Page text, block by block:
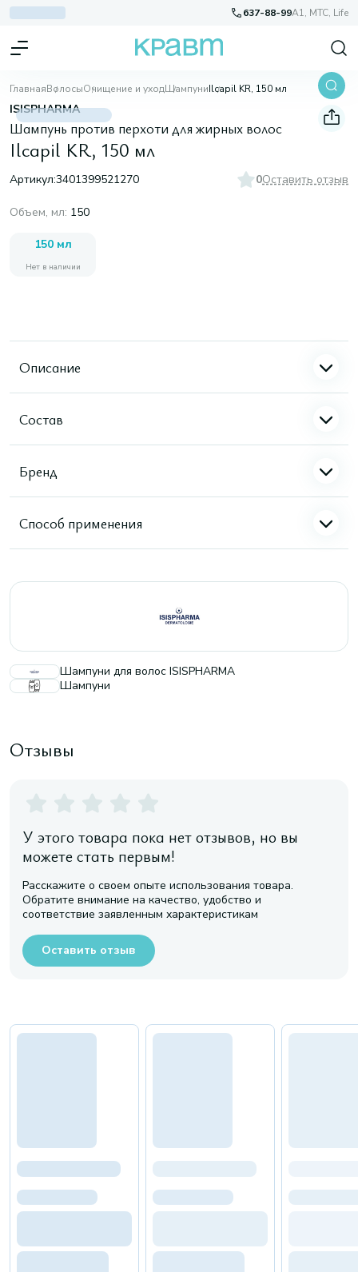
637-88-99A1, МТС, Life
ГлавнаяВолосыОчищение и уходШампуниIlcapil KR, 150 мл
ISISPHARMA
Шампунь против перхоти для жирных волос
Ilcapil KR, 150 мл
Артикул:3401399521270 0Оставить отзыв
Объем, мл: 150
150 мл
Нет в наличии
Описание
Состав
Бренд
Способ применения
Шампуни для волос ISISPHARMA
Шампуни
Отзывы
У этого товара пока нет отзывов, но вы
можете стать первым!
Расскажите о своем опыте использования товара.
Обратите внимание на качество, удобство и
соответствие заявленным характеристикам
Оставить отзыв